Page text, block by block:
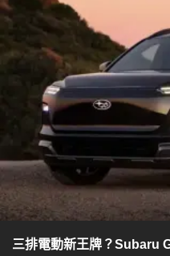
三排電動新王牌？Subaru